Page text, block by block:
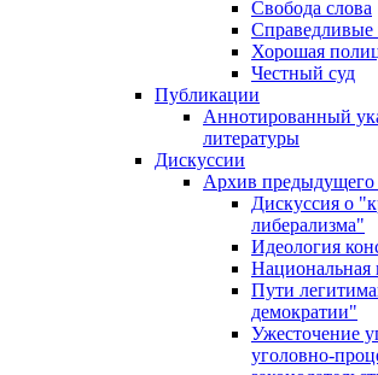
Свобода слова
Хорошая
Честный суд
Публикации
Аннотированный
литературы
Дискуссии
Архив предыдущего
Дискуссия о
либерализма"
Идеология
Национальная
Пути
демократии"
Ужесточение
уголовно-